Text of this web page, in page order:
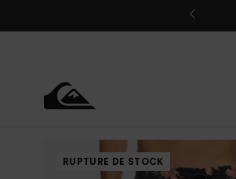
le
RUPTURE DE STOCK